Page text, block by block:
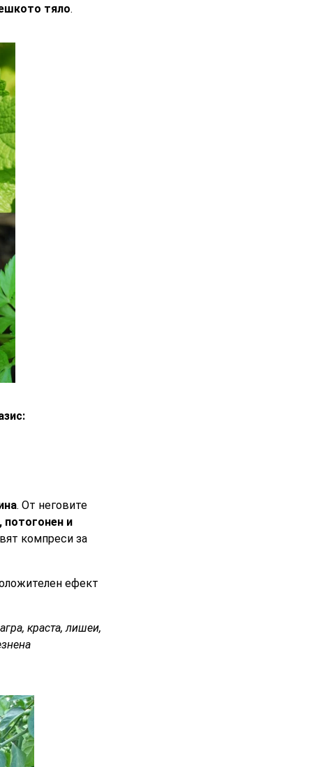
тяло.
. От неговите
потогонен и
компреси за
ефект
краста, лишеи,